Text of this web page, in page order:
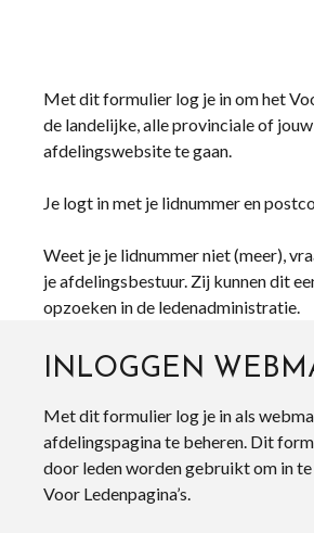
Met dit formulier log je in om het
de landelijke, alle provinciale of
afdelingswebsite te gaan.
Je logt in met je lidnummer en
Weet je je lidnummer niet (meer),
je afdelingsbestuur. Zij kunnen dit
opzoeken in de ledenadministratie.
INLOGGEN
Met dit formulier log je in als
afdelingspagina te beheren. Dit
door leden worden gebruikt om in
Voor Ledenpagina’s.